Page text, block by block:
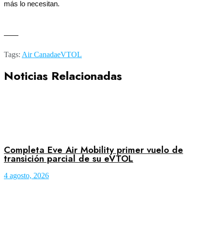
más lo necesitan.
——
Tags: Air CanadaeVTOL
Noticias Relacionadas
Completa Eve Air Mobility primer vuelo de
transición parcial de su eVTOL
4 agosto, 2026